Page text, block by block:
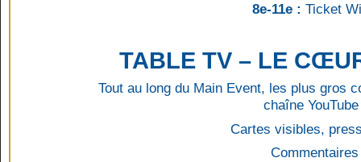
8e-11e : Ticket
TABLE TV – LE
Tout au long du Main Event, les plus gros
chaîne
Cartes visibles,